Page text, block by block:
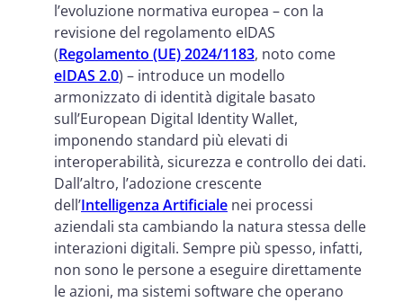
l’evoluzione normativa europea – con la
revisione del regolamento eIDAS
(Regolamento (UE) 2024/1183, noto come
eIDAS 2.0) – introduce un modello
armonizzato di identità digitale basato
sull’European Digital Identity Wallet,
imponendo standard più elevati di
interoperabilità, sicurezza e controllo dei dati.
Dall’altro, l’adozione crescente
dell’Intelligenza Artificiale nei processi
aziendali sta cambiando la natura stessa delle
interazioni digitali. Sempre più spesso, infatti,
non sono le persone a eseguire direttamente
le azioni, ma sistemi software che operano